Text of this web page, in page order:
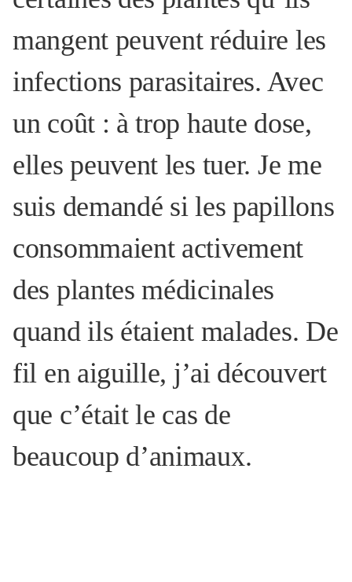
mangent peuvent réduire les
infections parasitaires. Avec
un coût : à trop haute dose,
elles peuvent les tuer. Je me
suis demandé si les papillons
consommaient activement
des plantes médicinales
quand ils étaient malades. De
fil en aiguille, j’ai découvert
que c’était le cas de
beaucoup d’animaux.